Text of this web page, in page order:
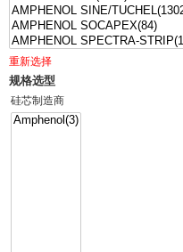
重新选择
规格选型
硅芯制造商